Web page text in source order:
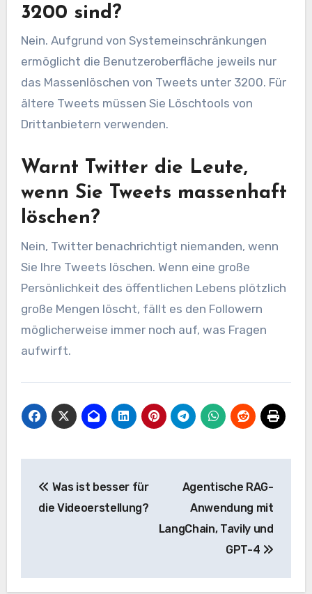
3200 sind?
Nein. Aufgrund von Systemeinschränkungen
ermöglicht die Benutzeroberfläche jeweils nur
das Massenlöschen von Tweets unter 3200. Für
ältere Tweets müssen Sie Löschtools von
Drittanbietern verwenden.
Warnt Twitter die Leute,
wenn Sie Tweets massenhaft
löschen?
Nein, Twitter benachrichtigt niemanden, wenn
Sie Ihre Tweets löschen. Wenn eine große
Persönlichkeit des öffentlichen Lebens plötzlich
große Mengen löscht, fällt es den Followern
möglicherweise immer noch auf, was Fragen
aufwirft.
Navigation
Was ist besser für
die Videoerstellung?
Agentische RAG-
Anwendung mit
LangChain, Tavily und
GPT-4